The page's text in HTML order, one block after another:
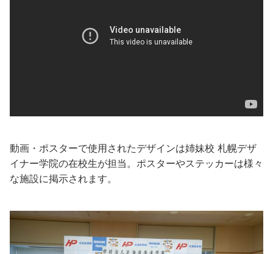
動画・ポスターで使用されたデザインは姉妹校 札幌デザ
イナー学院の在校生が担当。ポスターやステッカーは様々
な施設に掲示されます。